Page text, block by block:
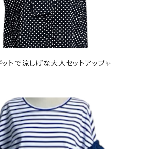
ットで涼しげな大人セットアップ✨